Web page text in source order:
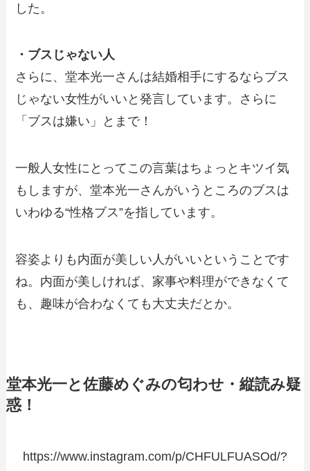
した。
・ブスじゃない人
さらに、堂本光一さんは結婚相手にするならブス
じゃない女性がいいと発言しています。さらに
「ブスは嫌い」とまで！
一般人女性にとってこの言葉はちょっとキツイ気
もしますが、堂本光一さんがいうところのブスは
いわゆる“性格ブス”を指しています。
容姿よりも内面が美しい人がいいということです
ね。内面が美しければ、家事や料理ができなくて
も、趣味が合わなくても大丈夫だとか。
堂本光一と佐藤めぐみの匂わせ・縦読み疑
惑！
https://www.instagram.com/p/CHFULFUASOd/?